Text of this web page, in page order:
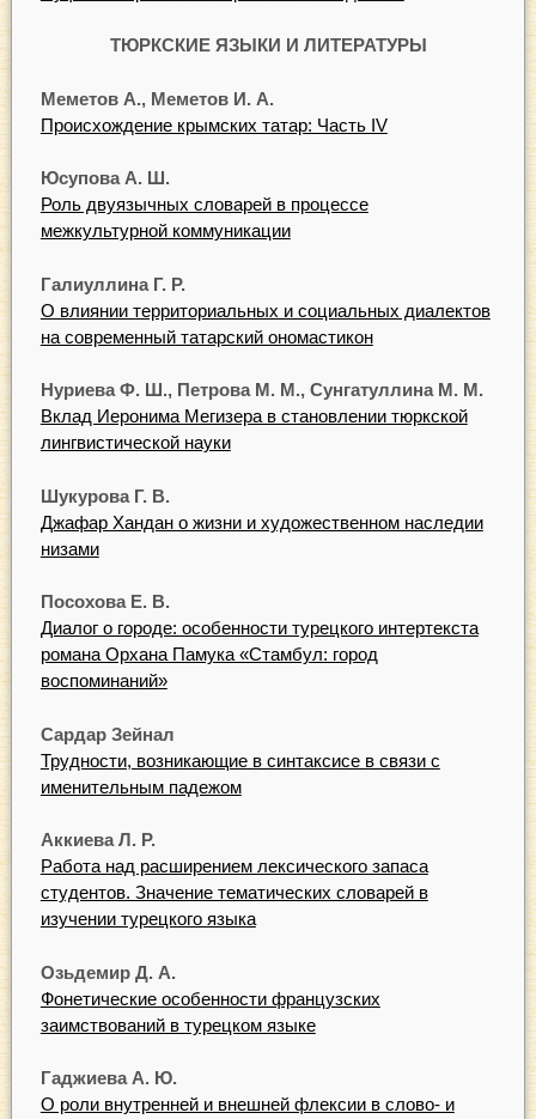
ТЮРКСКИЕ ЯЗЫКИ И ЛИТЕРАТУРЫ
Меметов А., Меметов И. А.
Происхождение крымских татар: Часть IV
Юсупова А. Ш.
Роль двуязычных словарей в процессе
межкультурной коммуникации
Галиуллина Г. Р.
О влиянии территориальных и социальных диалектов
на современный татарский ономастикон
Нуриева Ф. Ш., Петрова М. М., Сунгатуллина М. М.
Вклад Иеронима Мегизера в становлении тюркской
лингвистической науки
Шукурова Г. В.
Джафар Хандан о жизни и художественном наследии
низами
Посохова Е. В.
Диалог о городе: особенности турецкого интертекста
романа Орхана Памука «Стамбул: город
воспоминаний»
Сардар Зейнал
Трудности, возникающие в синтаксисе в связи с
именительным падежом
Аккиева Л. Р.
Работа над расширением лексического запаса
студентов. Значение тематических словарей в
изучении турецкого языка
Озьдемир Д. А.
Фонетические особенности французских
заимствований в турецком языке
Гаджиева А. Ю.
О роли внутренней и внешней флексии в слово- и